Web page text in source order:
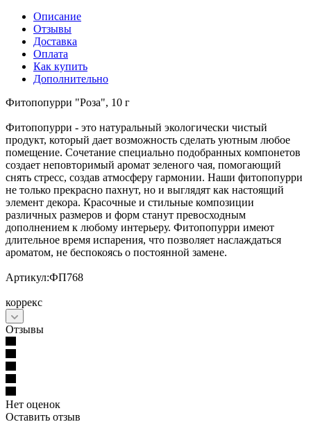
Описание
Отзывы
Доставка
Оплата
Как купить
Дополнительно
Фитопопурри "Роза", 10 г
Фитопопурри - это натуральный экологически чистый
продукт, который дает возможность сделать уютным любое
помещение. Сочетание специально подобранных компонетов
создает неповторимый аромат зеленого чая, помогающий
снять стресс, создав атмосферу гармонии. Наши фитопопурри
не только прекрасно пахнут, но и выглядят как настоящий
элемент декора. Красочные и стильные композиции
различных размеров и форм станут превосходным
дополнением к любому интерьеру. Фитопопурри имеют
длительное время испарения, что позволяет наслаждаться
ароматом, не беспокоясь о постоянной замене.
Артикул:ФП768
коррекс
Отзывы
Нет оценок
Оставить отзыв